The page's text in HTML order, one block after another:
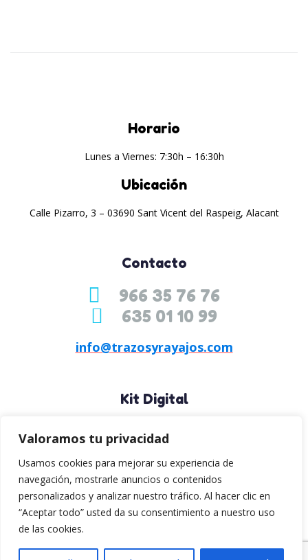
Valoramos tu privacidad
Usamos cookies para mejorar su experiencia de
navegación, mostrarle anuncios o contenidos
personalizados y analizar nuestro tráfico. Al hacer clic en
“Aceptar todo” usted da su consentimiento a nuestro uso
de las cookies.
Contacto
966 35 76 76
635 01 10 99
info@trazosyrayajos.com
Horario
Lunes a Viernes: 7:30h – 16:30h
Ubicación
Calle Pizarro, 3 – 03690 Sant Vicent del Raspeig, Alacant
Kit Digital
Síguenos